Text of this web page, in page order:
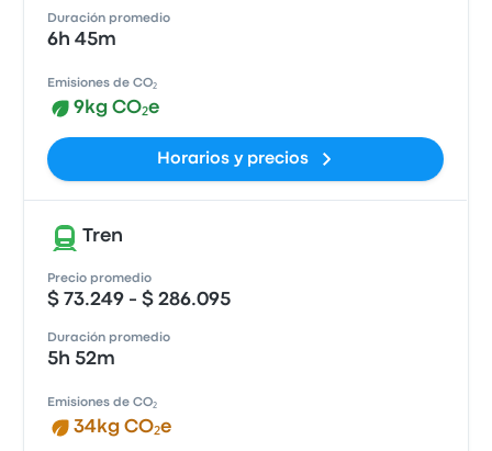
Duración promedio
6h 45m
Emisiones de CO₂
9kg CO₂e
Horarios y precios
Tren
Precio promedio
$ 73.249 - $ 286.095
Duración promedio
5h 52m
Emisiones de CO₂
34kg CO₂e